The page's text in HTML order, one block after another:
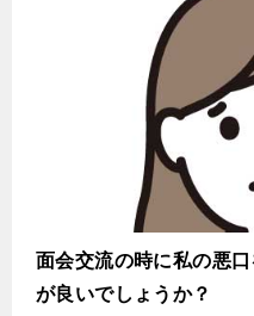
面会交流の時に私の悪
が良いでしょうか？